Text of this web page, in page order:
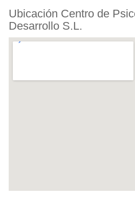
Ubicación Centro de
Desarrollo S.L.